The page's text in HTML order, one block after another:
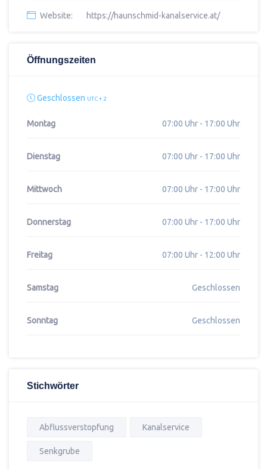
Website: https://haunschmid-kanalservice.at/
Öffnungszeiten
Geschlossen UTC + 2
Montag 07:00 Uhr - 17:00 Uhr
Dienstag 07:00 Uhr - 17:00 Uhr
Mittwoch 07:00 Uhr - 17:00 Uhr
Donnerstag 07:00 Uhr - 17:00 Uhr
Freitag 07:00 Uhr - 12:00 Uhr
Samstag Geschlossen
Sonntag Geschlossen
Stichwörter
Abflussverstopfung Kanalservice
Senkgrube